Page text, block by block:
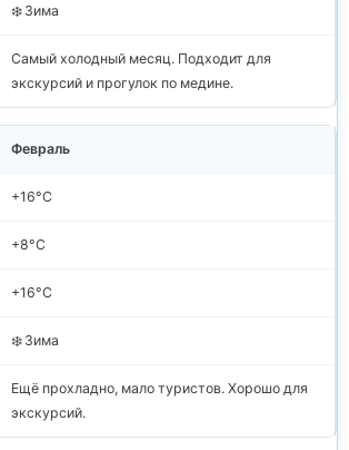
❄️ Зима
Самый холодный месяц. Подходит для
экскурсий и прогулок по медине.
Февраль
+16°C
+8°C
+16°C
❄️ Зима
Ещё прохладно, мало туристов. Хорошо для
экскурсий.